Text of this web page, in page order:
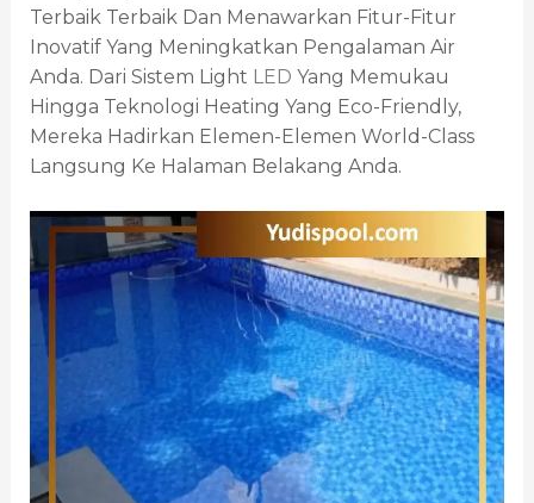
Terbaik Terbaik Dan Menawarkan Fitur-Fitur
Inovatif Yang Meningkatkan Pengalaman Air
Anda. Dari Sistem Light LED Yang Memukau
Hingga Teknologi Heating Yang Eco-Friendly,
Mereka Hadirkan Elemen-Elemen World-Class
Langsung Ke Halaman Belakang Anda.